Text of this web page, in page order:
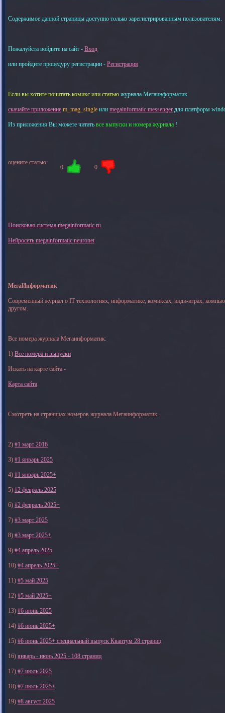
Содержимое данной страницы доступно только зарегистрированным пользователям.
Пожалуйста войдите на сайт - Вход
или пройдите процедуру регистрации - Регистрация
Если вы хотите почитать комикс или статью журнала Мегаинформатик
скачайте приложение m_mag_single или megainformatic messenger для платформ
Из приложения Вы можете читать все выпуски и номера журнала !
оцените статью:
0 0
Поисковая система megainformatic.ru
Нейросеть megainformatic neuronet
МегаИнформатик
Современный журнал о IT технологиях, информатике, комиксах, инди-играх,
другом.
Все номера журнала Мегаинформатик:
1) Все номера и выпуски
Искать на карте сайта -
Карта сайта
Смотреть на страницах номеров журнала Мегаинформатик -
2) #1 март 2016
3) #1 январь 2025
4) #1 январь 2025+
5) #2 февраль 2025
6) #2 февраль 2025+
7) #3 март 2025
8) #3 март 2025+
9) #4 апрель 2025
10) #4 апрель 2025+
11) #5 май 2025
12) #5 май 2025+
13) #6 июнь 2025
14) #6 июнь 2025+
15) #6 июнь 2025+ специальный выпуск Квантум 28 страниц
16) январь - июнь 2025 - 108 страниц
17) #7 июль 2025
18) #7 июль 2025+
19) #8 август 2025